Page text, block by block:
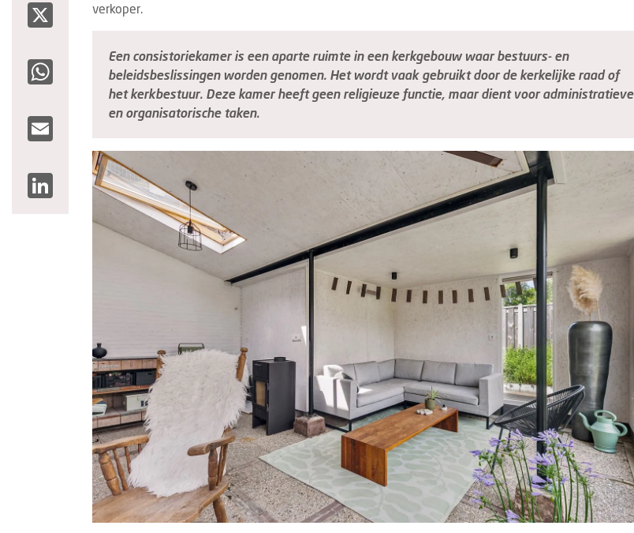
LinkedIn
verkoper.
Een consistoriekamer is een aparte ruimte in een kerkgebouw waar bestuurs- en
beleidsbeslissingen worden genomen. Het wordt vaak gebruikt door de kerkelijke raad of
het kerkbestuur. Deze kamer heeft geen religieuze functie, maar dient voor administratieve
en organisatorische taken.